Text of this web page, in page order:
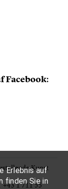
Erlebnis auf
finden Sie in
Facebook:
Kunst
+43 1 711 55